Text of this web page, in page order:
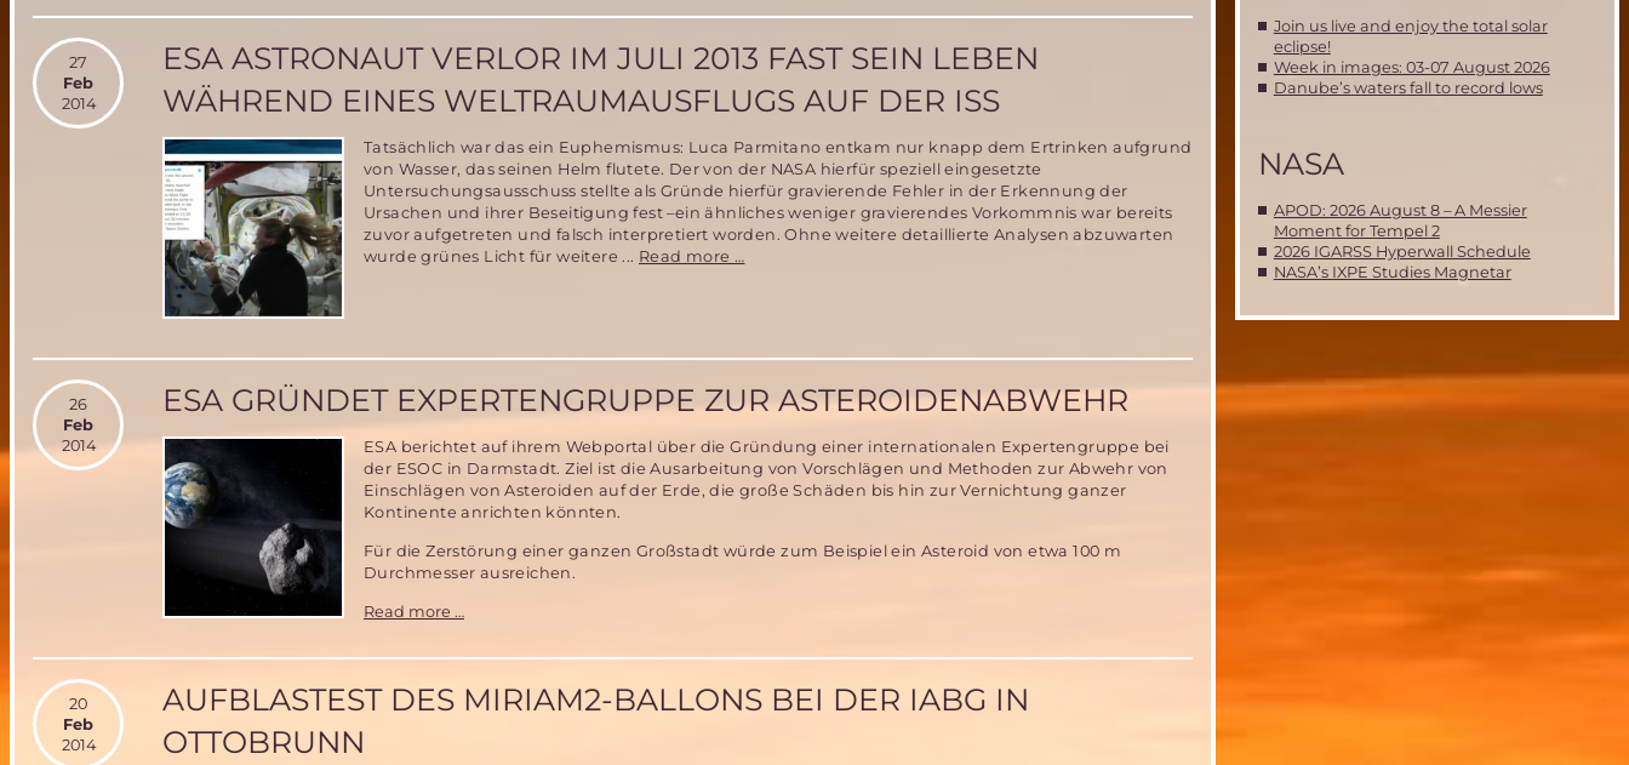
Auswurfsystems
27
Feb
2014
ESA ASTRONAUT VERLOR IM JULI 2013 FAST SEIN LEBEN
WÄHREND EINES WELTRAUMAUSFLUGS AUF DER ISS
Tatsächlich war das ein Euphemismus: Luca Parmitano entkam nur knapp dem Ertrinken aufgrund
von Wasser, das seinen Helm flutete. Der von der NASA hierfür speziell eingesetzte
Untersuchungsausschuss stellte als Gründe hierfür gravierende Fehler in der Erkennung der
Ursachen und ihrer Beseitigung fest –ein ähnliches weniger gravierendes Vorkommnis war bereits
zuvor aufgetreten und falsch interpretiert worden. Ohne weitere detaillierte Analysen abzuwarten
wurde grünes Licht für weitere ... Read more …
2013
fast
sein
während
eines
Weltraumausflugs
ISS
26
Feb
2014
ESA GRÜNDET EXPERTENGRUPPE ZUR ASTEROIDENABWEHR
ESA berichtet auf ihrem Webportal über die Gründung einer internationalen Expertengruppe bei
der ESOC in Darmstadt. Ziel ist die Ausarbeitung von Vorschlägen und Methoden zur Abwehr von
Einschlägen von Asteroiden auf der Erde, die große Schäden bis hin zur Vernichtung ganzer
Kontinente anrichten könnten.
Für die Zerstörung einer ganzen Großstadt würde zum Beispiel ein Asteroid von etwa 100 m
Durchmesser ausreichen.
Read more …
Asteroidenabwehr
20
Feb
2014
AUFBLASTEST DES MIRIAM2-BALLONS BEI DER IABG IN
OTTOBRUNN
Join us live and enjoy the total solar
eclipse!
Week in images: 03-07 August 2026
Danube’s waters fall to record lows
NASA
APOD: 2026 August 8 – A Messier
Moment for Tempel 2
2026 IGARSS Hyperwall Schedule
NASA’s IXPE Studies Magnetar